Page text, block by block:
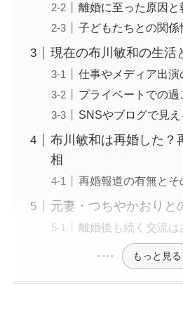
離婚に至った原因と
子どもたちとの関係
現在の布川敏和の生活
仕事やメディア出演
プライベートでの過
SNSやブログで見え
布川敏和は再婚した？
相
再婚報道の有無とそ
元妻・つちやかおりと
離婚後も続く交流は
もっと見る